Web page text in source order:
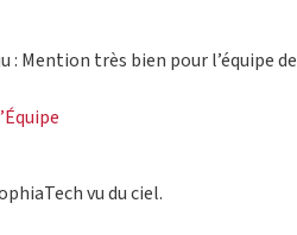
: Mention très bien pour l’équipe de
vu du ciel.